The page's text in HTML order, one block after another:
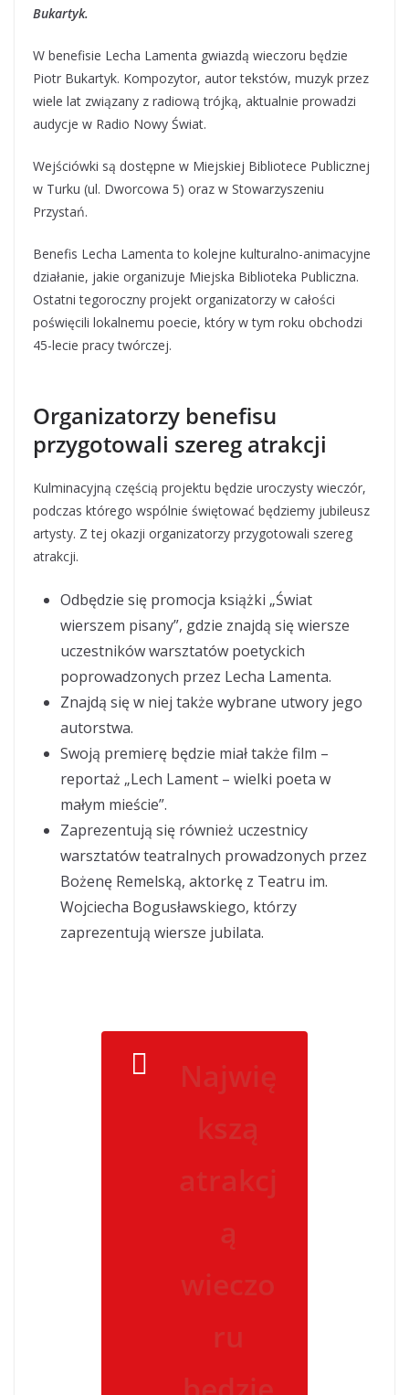
Bukartyk.
W benefisie Lecha Lamenta gwiazdą wieczoru będzie
Piotr Bukartyk. Kompozytor, autor tekstów, muzyk przez
wiele lat związany z radiową trójką, aktualnie prowadzi
audycje w Radio Nowy Świat.
Wejściówki są dostępne w Miejskiej Bibliotece Publicznej
w Turku (ul. Dworcowa 5) oraz w Stowarzyszeniu
Przystań.
Benefis Lecha Lamenta to kolejne kulturalno-animacyjne
działanie, jakie organizuje Miejska Biblioteka Publiczna.
Ostatni tegoroczny projekt organizatorzy w całości
poświęcili lokalnemu poecie, który w tym roku obchodzi
45-lecie pracy twórczej.
Organizatorzy benefisu
przygotowali szereg atrakcji
Kulminacyjną częścią projektu będzie uroczysty wieczór,
podczas którego wspólnie świętować będziemy jubileusz
artysty. Z tej okazji organizatorzy przygotowali szereg
atrakcji.
Odbędzie się promocja książki „Świat
wierszem pisany”, gdzie znajdą się wiersze
uczestników warsztatów poetyckich
poprowadzonych przez Lecha Lamenta.
Znajdą się w niej także wybrane utwory jego
autorstwa.
Swoją premierę będzie miał także film –
reportaż „Lech Lament – wielki poeta w
małym mieście”.
Zaprezentują się również uczestnicy
warsztatów teatralnych prowadzonych przez
Bożenę Remelską, aktorkę z Teatru im.
Wojciecha Bogusławskiego, którzy
zaprezentują wiersze jubilata.
Najwię
kszą
atrakcj
ą
wieczo
ru